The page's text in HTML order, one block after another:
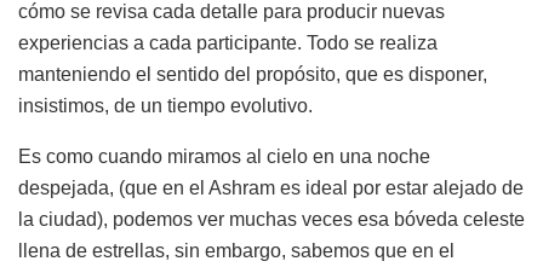
cómo se revisa cada detalle para producir nuevas
experiencias a cada participante. Todo se realiza
manteniendo el sentido del propósito, que es disponer,
insistimos, de un tiempo evolutivo.
Es como cuando miramos al cielo en una noche
despejada, (que en el Ashram es ideal por estar alejado de
la ciudad), podemos ver muchas veces esa bóveda celeste
llena de estrellas, sin embargo, sabemos que en el